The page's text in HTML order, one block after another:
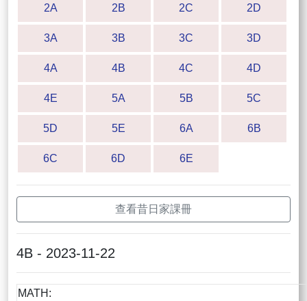
2A 2B 2C 2D
3A 3B 3C 3D
4A 4B 4C 4D
4E 5A 5B 5C
5D 5E 6A 6B
6C 6D 6E
查看昔日家課冊
4B - 2023-11-22
MATH: